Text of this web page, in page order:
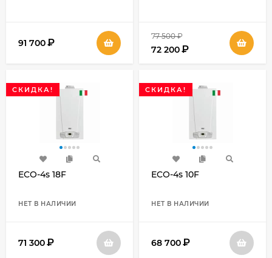
91 700₽
77 500 ₽
72 200₽
СКИДКА!
ECO-4s 18F
НЕТ В НАЛИЧИИ
71 300₽
СКИДКА!
ECO-4s 10F
НЕТ В НАЛИЧИИ
68 700₽